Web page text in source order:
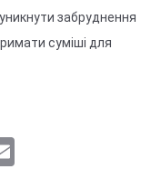
забруднення
суміші для